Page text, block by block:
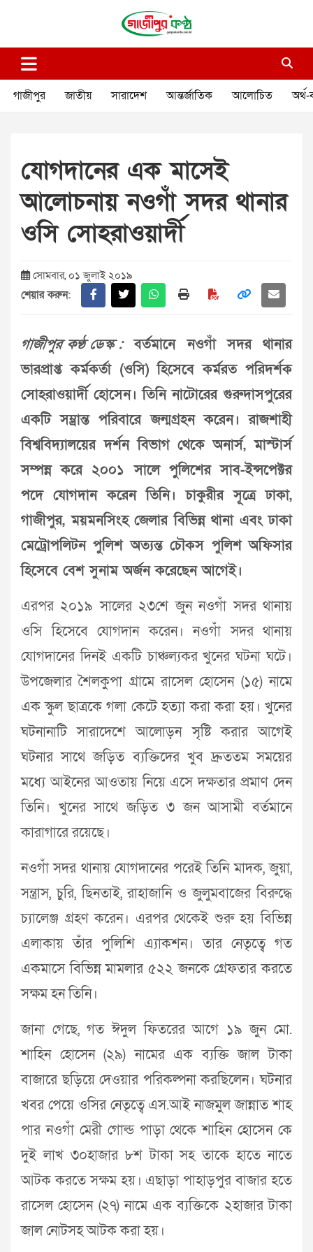
গাজীপুর কণ্ঠ
গাজীপুর জাতীয় সারাদেশ আন্তর্জাতিক আলোচিত অর্থ-
যোগদানের এক মাসেই
আলোচনায় নওগাঁ সদর থানার
ওসি সোহরাওয়ার্দী
সোমবার, ০১ জুলাই ২০১৯
শেয়ার করুন:
গাজীপুর কণ্ঠ ডেস্ক :বর্তমানে নওগাঁ সদর থানার
ভারপ্রাপ্ত কর্মকর্তা (ওসি) হিসেবে কর্মরত পরিদর্শক
সোহরাওয়ার্দী হোসেন। তিনি নাটোরের গুরুদাসপুরের
একটি সম্ভ্রান্ত পরিবারে জন্মগ্রহন করেন। রাজশাহী
বিশ্ববিদ্যালয়ের দর্শন বিভাগ থেকে অনার্স, মাস্টার্স
সম্পন্ন করে ২০০১ সালে পুলিশের সাব-ইন্সপেক্টর
পদে যোগদান করেন তিনি। চাকুরীর সূত্রে ঢাকা,
গাজীপুর, ময়মনসিংহ জেলার বিভিন্ন থানা এবং ঢাকা
মেট্রোপলিটন পুলিশ অত্যন্ত চৌকস পুলিশ অফিসার
হিসেবে বেশ সুনাম অর্জন করেছেন আগেই।
এরপর ২০১৯ সালের ২৩শে জুন নওগাঁ সদর থানায়
ওসি হিসেবে যোগদান করেন। নওগাঁ সদর থানায়
যোগদানের দিনই একটি চাঞ্চল্যকর খুনের ঘটনা ঘটে।
উপজেলার শৈলকুপা গ্রামে রাসেল হোসেন (১৫) নামে
এক স্কুল ছাত্রকে গলা কেটে হত্যা করা করা হয়। খুনের
ঘটনানাটি সারাদেশে আলোড়ন সৃষ্টি করার আগেই
ঘটনার সাথে জড়িত ব্যক্তিদের খুব দ্রুততম সময়ের
মধ্যে আইনের আওতায় নিয়ে এসে দক্ষতার প্রমাণ দেন
তিনি। খুনের সাথে জড়িত ৩ জন আসামী বর্তমানে
কারাগারে রয়েছে।
নওগাঁ সদর থানায় যোগদানের পরেই তিনি মাদক, জুয়া,
সন্ত্রাস, চুরি, ছিনতাই, রাহাজানি ও জুলুমবাজের বিরুদ্ধে
চ্যালেঞ্জ গ্রহণ করেন। এরপর থেকেই শুরু হয় বিভিন্ন
এলাকায় তাঁর পুলিশি এ্যাকশন। তার নেতৃত্বে গত
একমাসে বিভিন্ন মামলার ৫২২ জনকে গ্রেফতার করতে
সক্ষম হন তিনি।
জানা গেছে, গত ঈদুল ফিতরের আগে ১৯ জুন মো.
শাহিন হোসেন (২৯) নামের এক ব্যক্তি জাল টাকা
বাজারে ছড়িয়ে দেওয়ার পরিকল্পনা করছিলেন। ঘটনার
খবর পেয়ে ওসির নেতৃত্বে এস.আই নাজমুল জান্নাত শাহ
পার নওগাঁ মেরী গোল্ড পাড়া থেকে শাহিন হোসেন কে
দুই লাখ ৩০হাজার ৮শ টাকা সহ তাকে হাতে নাতে
আটক করতে সক্ষম হয়। এছাড়া পাহাড়পুর বাজার হতে
রাসেল হোসেন (২৭) নামে এক ব্যক্তিকে ২হাজার টাকা
জাল নোটসহ আটক করা হয়।